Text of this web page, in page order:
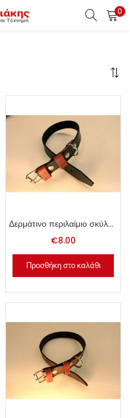
0
Δερμάτινο περιλαίμιο σκύλου 2.5x50cm μαύρο.
€8.00
Προσθήκη στο καλάθι
για την είσοδο σας ώς